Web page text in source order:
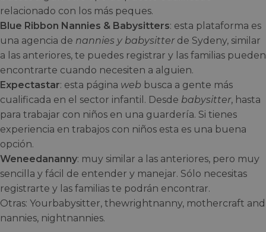
relacionado con los más peques.
Blue Ribbon Nannies & Babysitters: esta plataforma es
una agencia de nannies y babysitter de Sydeny, similar
a las anteriores, te puedes registrar y las familias pueden
encontrarte cuando necesiten a alguien.
Expectastar: esta página web busca a gente más
cualificada en el sector infantil. Desde babysitter, hasta
para trabajar con niños en una guardería. Si tienes
experiencia en trabajos con niños esta es una buena
opción.
Weneedananny: muy similar a las anteriores, pero muy
sencilla y fácil de entender y manejar. Sólo necesitas
registrarte y las familias te podrán encontrar.
Otras: Yourbabysitter, thewrightnanny, mothercraft and
nannies, nightnannies.